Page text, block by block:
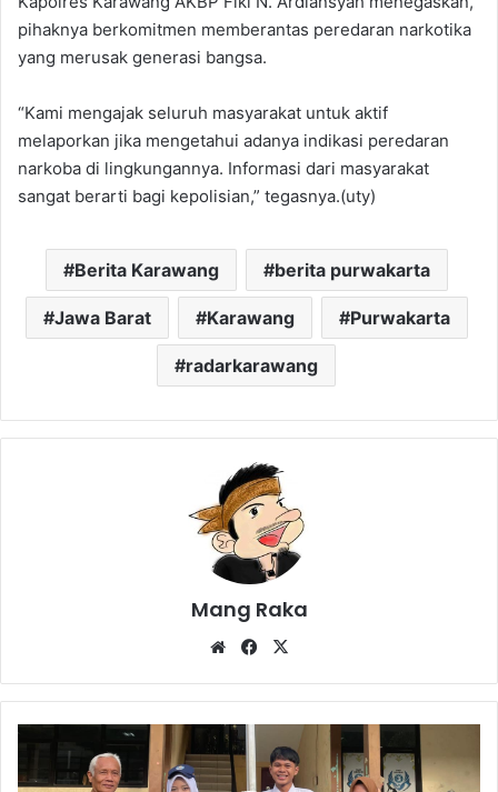
pihaknya berkomitmen memberantas peredaran narkotika
yang merusak generasi bangsa.
“Kami mengajak seluruh masyarakat untuk aktif
melaporkan jika mengetahui adanya indikasi peredaran
narkoba di lingkungannya. Informasi dari masyarakat
sangat berarti bagi kepolisian,” tegasnya.(uty)
Berita Karawang berita purwakarta
Jawa Barat Karawang Purwakarta
radarkarawang
Mang Raka
WebsiteFacebook
Dua
SMPN